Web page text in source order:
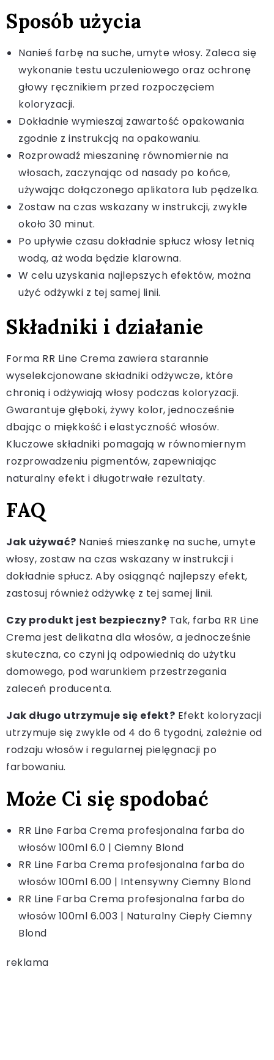
Sposób użycia
Nanieś farbę na suche, umyte włosy. Zaleca się
wykonanie testu uczuleniowego oraz ochronę
głowy ręcznikiem przed rozpoczęciem
koloryzacji.
Dokładnie wymieszaj zawartość opakowania
zgodnie z instrukcją na opakowaniu.
Rozprowadź mieszaninę równomiernie na
włosach, zaczynając od nasady po końce,
używając dołączonego aplikatora lub pędzelka.
Zostaw na czas wskazany w instrukcji, zwykle
około 30 minut.
Po upływie czasu dokładnie spłucz włosy letnią
wodą, aż woda będzie klarowna.
W celu uzyskania najlepszych efektów, można
użyć odżywki z tej samej linii.
Składniki i działanie
Forma RR Line Crema zawiera starannie
wyselekcjonowane składniki odżywcze, które
chronią i odżywiają włosy podczas koloryzacji.
Gwarantuje głęboki, żywy kolor, jednocześnie
dbając o miękkość i elastyczność włosów.
Kluczowe składniki pomagają w równomiernym
rozprowadzeniu pigmentów, zapewniając
naturalny efekt i długotrwałe rezultaty.
FAQ
Jak używać? Nanieś mieszankę na suche, umyte
włosy, zostaw na czas wskazany w instrukcji i
dokładnie spłucz. Aby osiągnąć najlepszy efekt,
zastosuj również odżywkę z tej samej linii.
Czy produkt jest bezpieczny? Tak, farba RR Line
Crema jest delikatna dla włosów, a jednocześnie
skuteczna, co czyni ją odpowiednią do użytku
domowego, pod warunkiem przestrzegania
zaleceń producenta.
Jak długo utrzymuje się efekt? Efekt koloryzacji
utrzymuje się zwykle od 4 do 6 tygodni, zależnie od
rodzaju włosów i regularnej pielęgnacji po
farbowaniu.
Może Ci się spodobać
RR Line Farba Crema profesjonalna farba do
włosów 100ml 6.0 | Ciemny Blond
RR Line Farba Crema profesjonalna farba do
włosów 100ml 6.00 | Intensywny Ciemny Blond
RR Line Farba Crema profesjonalna farba do
włosów 100ml 6.003 | Naturalny Ciepły Ciemny
Blond
reklama